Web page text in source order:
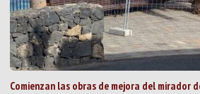
Comienzan las obras de mejora del mirador